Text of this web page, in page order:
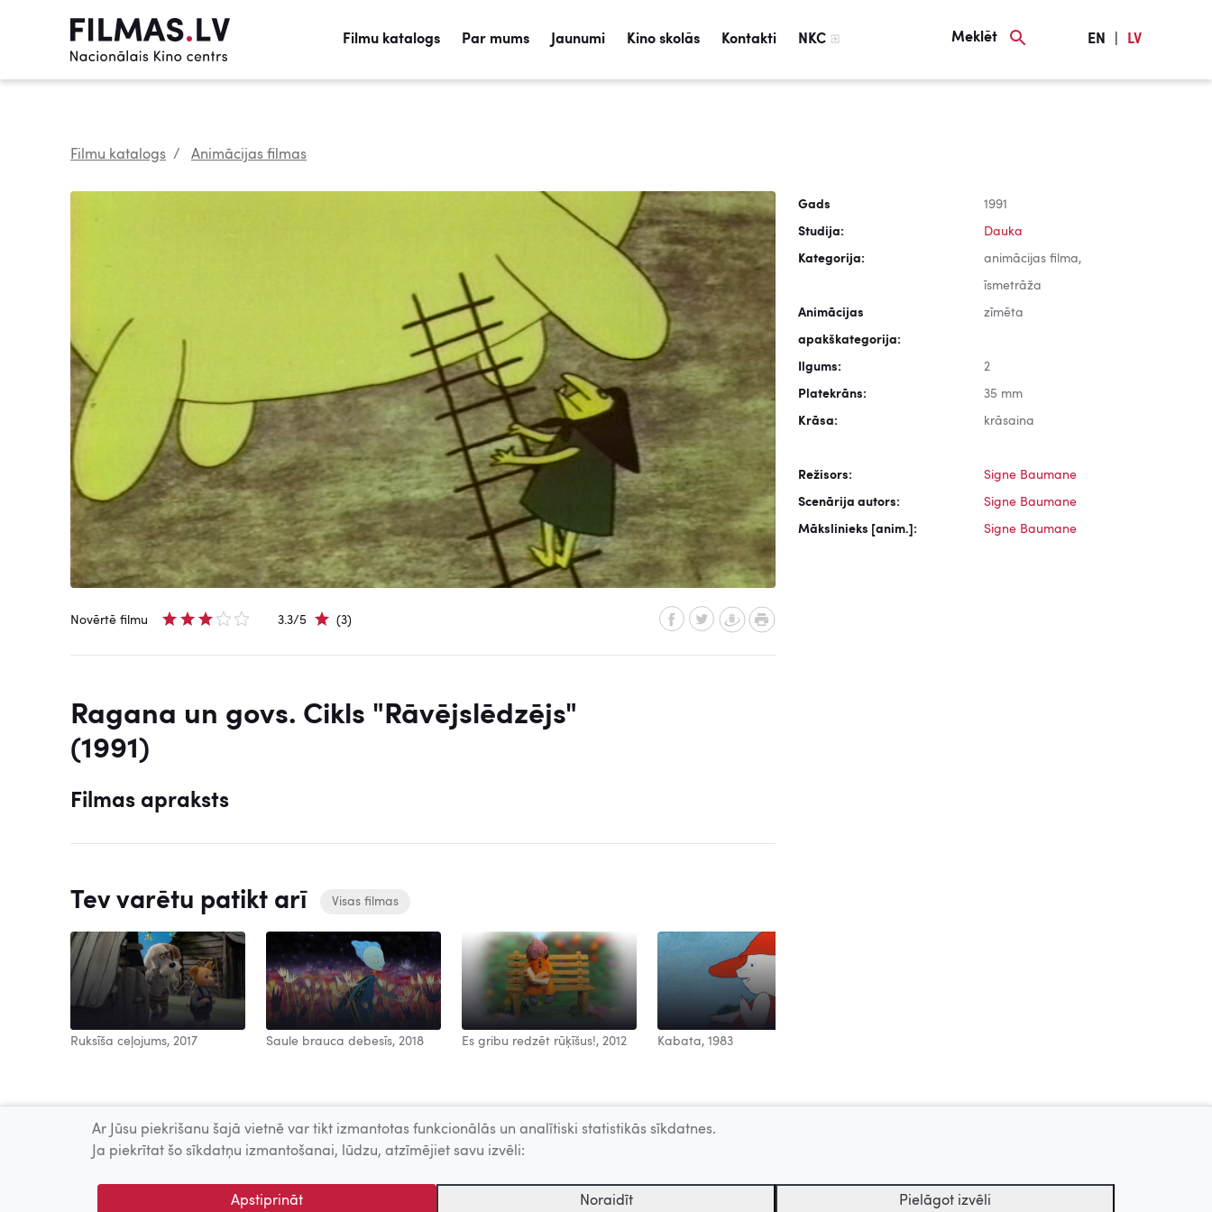
Filmu katalogs Par mums Jaunumi Kino skolās Kontakti NKC Meklēt EN LV
Filmu katalogs Animācijas filmas
Novērtē filmu 3.3/5 (3)
Ragana un govs. Cikls "Rāvējslēdzējs"
(1991)
Filmas apraksts
Tev varētu patikt arī Visas filmas
Ruksīša ceļojums, 2017 Saule brauca debesīs, 2018 Es gribu redzēt rūķīšus!, 2012 Kabata, 1983
Gads 1991
Studija: Dauka
Kategorija: animācijas filma,
īsmetrāža
Animācijas
apakškategorija:
zīmēta
Ilgums: 2
Platekrāns: 35 mm
Krāsa: krāsaina
Režisors: Signe Baumane
Scenārija autors: Signe Baumane
Mākslinieks [anim.]: Signe Baumane
Ar Jūsu piekrišanu šajā vietnē var tikt izmantotas funkcionālās un analītiski statistikās sīkdatnes.
Ja piekrītat šo sīkdatņu izmantošanai, lūdzu, atzīmējiet savu izvēli:
Apstiprināt Noraidīt Pielāgot izvēli